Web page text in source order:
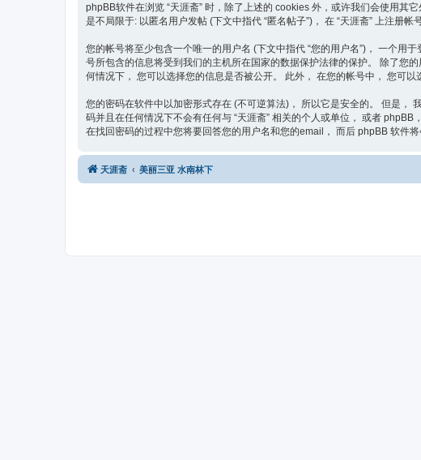
phpBB软件在浏览 “天涯斋” 时，除了上述的 cookies 外，或许我们会使用其
是不局限于: 以匿名用户发帖 (下文中指代 “匿名帖子”)， 在 “天涯斋” 上注册
您的帐号将至少包含一个唯一的用户名 (下文中指代 “您的用户名”)， 一个用
号所包含的信息将受到我们的主机所在国家的数据保护法律的保护。 除了您
何情况下， 您可以选择您的信息是否被公开。 此外， 在您的帐号中， 您可以
您的密码在软件中以加密形式存在 (不可逆算法)， 所以它是安全的。 但是，
码并且在任何情况下不会有任何与 “天涯斋” 相关的个人或单位， 或者
在找回密码的过程中您将要回答您的用户名和您的email， 而后 phpBB 软件将
天涯斋 美丽三亚 水南林下